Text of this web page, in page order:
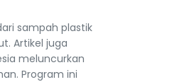
sampah plastik
Artikel juga
meluncurkan
Program ini